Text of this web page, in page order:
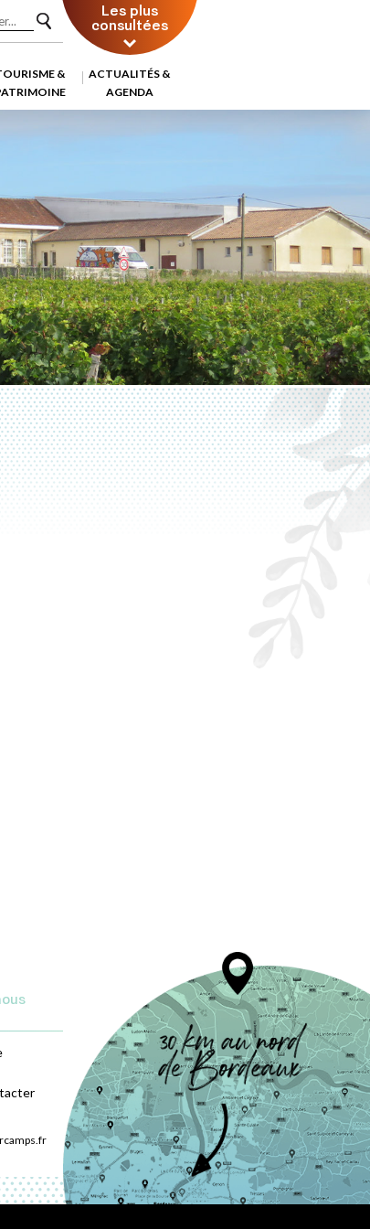
Les plus
consultées
&
ACTUALITÉS &
AGENDA